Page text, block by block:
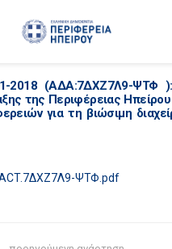
2018 (ΑΔΑ:7ΔΧΖ7Λ9-ΨΤΦ ):
της Περιφέρειας
για τη βιώσιμη
ΨΤΦ.pdf